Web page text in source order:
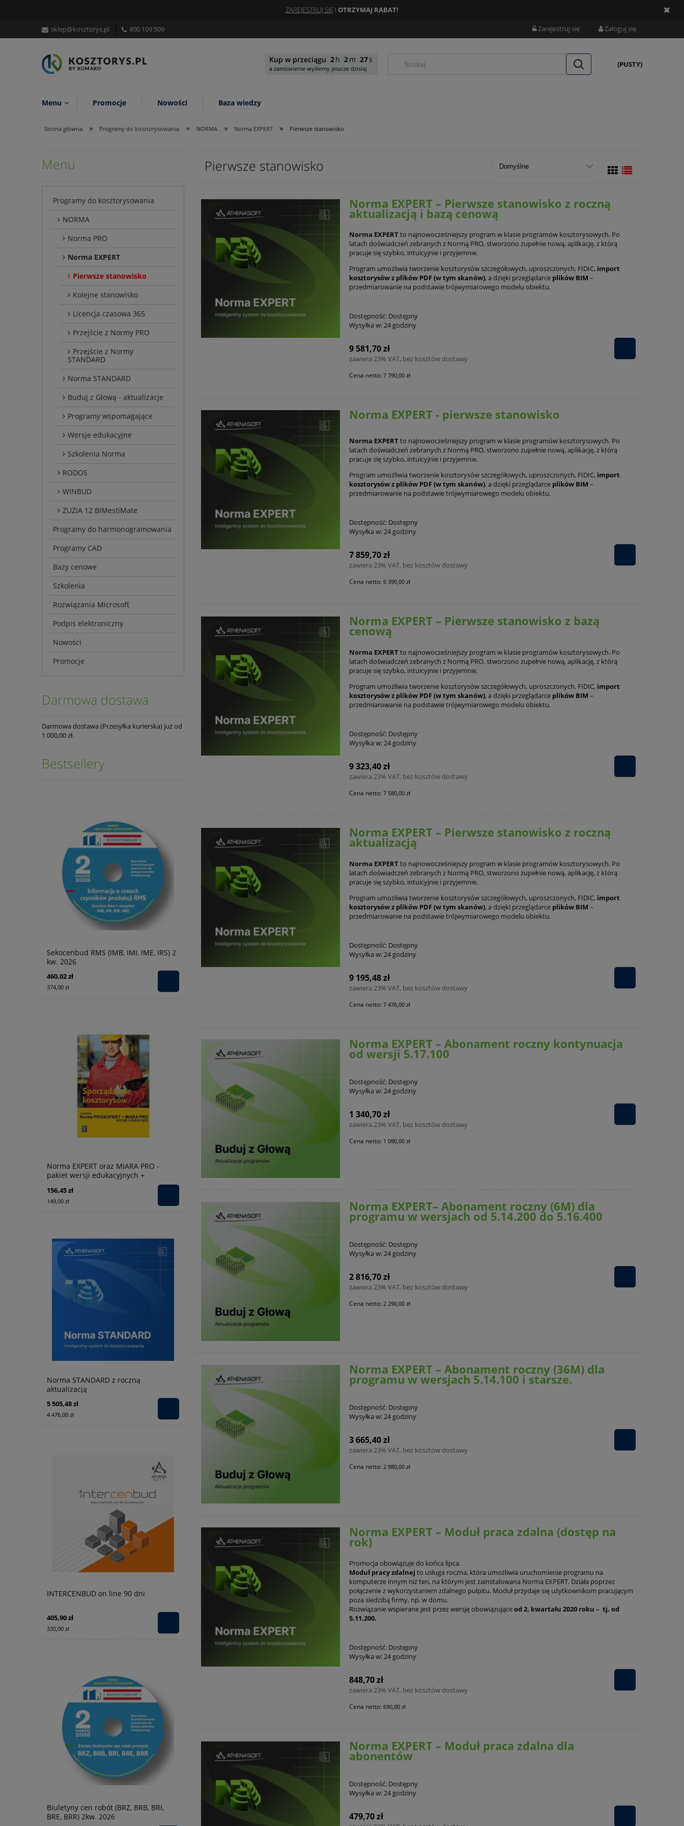
ZAREJESTRUJ SIĘ I OTRZYMAJ RABAT!
sklep@kosztorys.pl 800 109 509 Zarejestruj się Zaloguj się
(PUSTY)
Kup w przeciągu 2 2 26
a zamówienie wyślemy jeszcze dzisiaj
Menu Promocje Nowości Baza wiedzy
Strona główna » Programy do kosztorysowania » NORMA » Norma EXPERT » Pierwsze stanowisko
Menu
Programy do kosztorysowania
NORMA
Norma PRO
Norma EXPERT
Pierwsze stanowisko
Kolejne stanowisko
Licencja czasowa 365
Przejście z Normy PRO
Przejście z Normy
STANDARD
Norma STANDARD
Buduj z Głową - aktualizacje
Programy wspomagające
Wersje edukacyjne
Szkolenia Norma
RODOS
WINBUD
ZUZIA 12 BIMestiMate
Programy do harmonogramowania
Programy CAD
Bazy cenowe
Szkolenia
Rozwiązania Microsoft
Podpis elektroniczny
Nowości
Promocje
Darmowa dostawa
Darmowa dostawa (Przesyłka kurierska) już od
1 000,00 zł.
Bestsellery
Sekocenbud RMS (IMB, IMI, IME, IRS) 2
kw. 2026
460,02 zł
374,00 zł
Norma EXPERT oraz MIARA PRO -
pakiet wersji edukacyjnych +
kosztorysów"
156,45 zł
149,00 zł
Norma STANDARD z roczną
aktualizacją
5 505,48 zł
4 476,00 zł
INTERCENBUD on line 90 dni
405,90 zł
330,00 zł
Biuletyny cen robót (BRZ, BRB, BRI,
BRE, BRR) 2kw. 2026
Pierwsze stanowisko
Norma EXPERT – Pierwsze stanowisko z roczną
aktualizacją i bazą cenową
Norma EXPERTto najnowocześniejszy program w klasie programów kosztorysowych. Po
latach doświadczeń zebranych z Normą PRO, stworzono zupełnie nową, aplikację, z którą
pracuje się szybko, intuicyjnie i przyjemnie.
Program umożliwia tworzenie kosztorysów szczegółowych, uproszczonych, FIDIC, import
kosztorysów z plików PDF (w tym skanów), a dzięki przeglądarce plików BIM –
przedmiarowanie na podstawie trójwymiarowego modelu obiektu.
Dostępność: Dostępny
Wysyłka w:24 godziny
9 581,70 zł
zawiera 23% VAT, bez kosztów dostawy
Cena netto: 7 790,00 zł
Norma EXPERT - pierwsze stanowisko
Norma EXPERTto najnowocześniejszy program w klasie programów kosztorysowych. Po
latach doświadczeń zebranych z Normą PRO, stworzono zupełnie nową, aplikację, z którą
pracuje się szybko, intuicyjnie i przyjemnie.
Program umożliwia tworzenie kosztorysów szczegółowych, uproszczonych, FIDIC, import
kosztorysów z plików PDF (w tym skanów), a dzięki przeglądarce plików BIM –
przedmiarowanie na podstawie trójwymiarowego modelu obiektu.
Dostępność: Dostępny
Wysyłka w:24 godziny
7 859,70 zł
zawiera 23% VAT, bez kosztów dostawy
Cena netto: 6 390,00 zł
Norma EXPERT – Pierwsze stanowisko z bazą
cenową
Norma EXPERTto najnowocześniejszy program w klasie programów kosztorysowych. Po
latach doświadczeń zebranych z Normą PRO, stworzono zupełnie nową, aplikację, z którą
pracuje się szybko, intuicyjnie i przyjemnie.
Program umożliwia tworzenie kosztorysów szczegółowych, uproszczonych, FIDIC, import
kosztorysów z plików PDF (w tym skanów), a dzięki przeglądarce plików BIM –
przedmiarowanie na podstawie trójwymiarowego modelu obiektu.
Dostępność: Dostępny
Wysyłka w:24 godziny
9 323,40 zł
zawiera 23% VAT, bez kosztów dostawy
Cena netto: 7 580,00 zł
Norma EXPERT – Pierwsze stanowisko z roczną
aktualizacją
Norma EXPERTto najnowocześniejszy program w klasie programów kosztorysowych. Po
latach doświadczeń zebranych z Normą PRO, stworzono zupełnie nową, aplikację, z którą
pracuje się szybko, intuicyjnie i przyjemnie.
Program umożliwia tworzenie kosztorysów szczegółowych, uproszczonych, FIDIC, import
kosztorysów z plików PDF (w tym skanów), a dzięki przeglądarce plików BIM –
przedmiarowanie na podstawie trójwymiarowego modelu obiektu.
Dostępność: Dostępny
Wysyłka w:24 godziny
9 195,48 zł
zawiera 23% VAT, bez kosztów dostawy
Cena netto: 7 476,00 zł
Norma EXPERT – Abonament roczny kontynuacja
od wersji 5.17.100
Dostępność: Dostępny
Wysyłka w: 24 godziny
1 340,70 zł
zawiera 23% VAT, bez kosztów dostawy
Cena netto: 1 090,00 zł
Norma EXPERT– Abonament roczny (6M) dla
programu w wersjach od 5.14.200 do 5.16.400
Dostępność: Dostępny
Wysyłka w:24 godziny
2 816,70 zł
zawiera 23% VAT, bez kosztów dostawy
Cena netto: 2 290,00 zł
Norma EXPERT – Abonament roczny (36M) dla
programu w wersjach 5.14.100 i starsze.
Dostępność: Dostępny
Wysyłka w:24 godziny
3 665,40 zł
zawiera 23% VAT, bez kosztów dostawy
Cena netto: 2 980,00 zł
Norma EXPERT – Moduł praca zdalna (dostęp na
rok)
Promocja obowiązuje do końca lipca.
Moduł pracy zdalnej to usługa roczna, która umożliwia uruchomienie programu na
komputerze innym niż ten, na którym jest zainstalowana Norma EXPERT. Działa poprzez
połączenie z wykorzystaniem zdalnego pulpitu. Moduł przydaje się użytkownikom pracującym
poza siedzibą firmy, np. w domu.
Rozwiązanie wspierane jest przez wersję obowiązująceod 2. kwartału 2020 roku – tj. od
5.11.200.
Dostępność: Dostępny
Wysyłka w:24 godziny
848,70 zł
zawiera 23% VAT, bez kosztów dostawy
Cena netto: 690,00 zł
Norma EXPERT – Moduł praca zdalna dla
abonentów
Dostępność: Dostępny
Wysyłka w:24 godziny
479,70 zł